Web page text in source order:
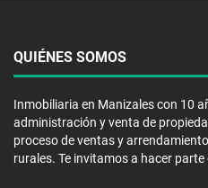
QUIÉNES SOMOS
Inmobiliaria en Manizales con 10
administración y venta de
proceso de ventas y
rurales. Te invitamos a hacer parte